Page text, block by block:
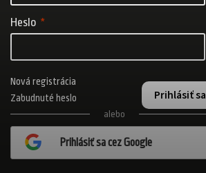
Heslo
Prihlásiť sa
Nová registrácia
Zabudnuté heslo
alebo
Prihlásiť sa cez Google